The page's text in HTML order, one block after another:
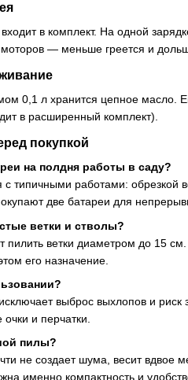
в комплект. На одной
— меньше греется и
0,1 л хранится цепное масло.
в расширенный комплект).
покупкой
на полдня работы в саду?
с типичными работами: обрезкой
две батареи для
ветки и стволы?
ветки диаметром до 15
его назначение.
выброс выхлопов и
и перчатки.
пилы?
не создает шума, весит
именно компактность и